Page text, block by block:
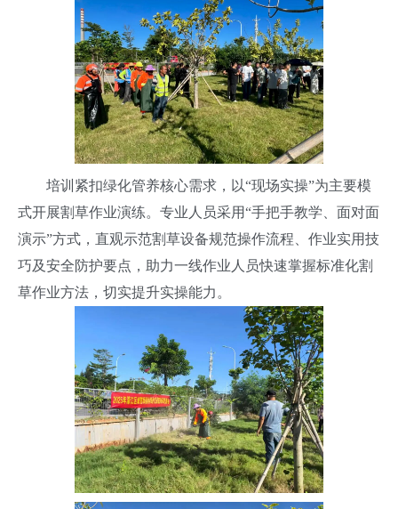
培训紧扣绿化管养核心需求，以“现场实操”为主要模
式开展割草作业演练。专业人员采用“手把手教学、面对面
演示”方式，直观示范割草设备规范操作流程、作业实用技
巧及安全防护要点，助力一线作业人员快速掌握标准化割
草作业方法，切实提升实操能力。